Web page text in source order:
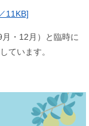
11KB]
・12月）と臨時に
ています。